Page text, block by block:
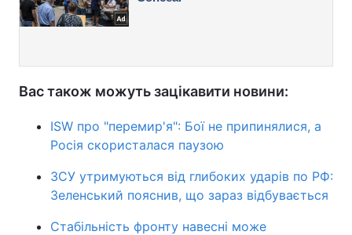
Вас також можуть зацікавити новини:
ISW про "перемир'я": Бої не припинялися, а
Росія скористалася паузою
ЗСУ утримуються від глибоких ударів по РФ:
Зеленський пояснив, що зараз відбувається
Стабільність фронту навесні може